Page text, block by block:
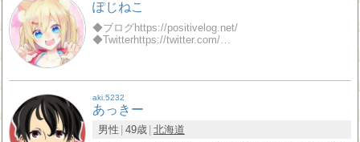
ぽじねこ
◆ブログhttps://positivelog.net/
◆Twitterhttps://twitter.com/…
aki.5232
あっきー
男性 49歳 北海道